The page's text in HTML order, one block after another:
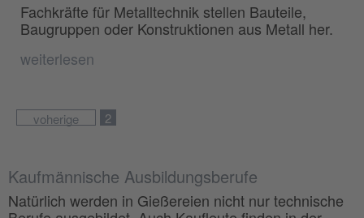
Fachkräfte für Metalltechnik stellen Bauteile,
Baugruppen oder Konstruktionen aus Metall her.
weiterlesen
voherige 2
Kaufmännische Ausbildungsberufe
Natürlich werden in Gießereien nicht nur technische